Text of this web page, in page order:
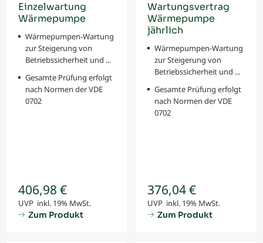
Einzelwartung
Wärmepumpe
Wärmepumpen-Wartung
zur Steigerung von
Betriebssicherheit und ...
Gesamte Prüfung erfolgt
nach Normen der VDE
0702
406,98 €
UVP inkl. 19% MwSt.
Zum Produkt
Wartungsvertrag
Wärmepumpe
jährlich
Wärmepumpen-Wartung
zur Steigerung von
Betriebssicherheit und ...
Gesamte Prüfung erfolgt
nach Normen der VDE
0702
376,04 €
UVP inkl. 19% MwSt.
Zum Produkt